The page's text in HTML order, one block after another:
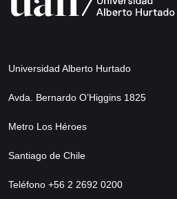
Universidad Alberto Hurtado
Avda. Bernardo O’Higgins 1825
Metro Los Héroes
Santiago de Chile
Teléfono +56 2 2692 0200